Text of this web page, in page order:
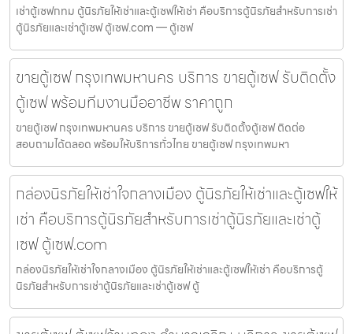
เช่าตู้เซฟกทม ตู้นิรภัยให้เช่าและตู้เซฟให้เช่า คือบริการตู้นิรภัยสำหรับการเช่า
ตู้นิรภัยและเช่าตู้เซฟ ตู้เซฟ.com — ตู้เซฟ
ขายตู้เซฟ กรุงเทพมหานคร บริการ ขายตู้เซฟ รับติดตั้ง
ตู้เซฟ พร้อมทีมงานมืออาชีพ ราคาถูก
ขายตู้เซฟ กรุงเทพมหานคร บริการ ขายตู้เซฟ รับติดตั้งตู้เซฟ ติดต่อ
สอบถามได้ตลอด พร้อมให้บริการทั่วไทย ขายตู้เซฟ กรุงเทพมหา
กล่องนิรภัยให้เช่าใจกลางเมือง ตู้นิรภัยให้เช่าและตู้เซฟให้
เช่า คือบริการตู้นิรภัยสำหรับการเช่าตู้นิรภัยและเช่าตู้
เซฟ ตู้เซฟ.com
กล่องนิรภัยให้เช่าใจกลางเมือง ตู้นิรภัยให้เช่าและตู้เซฟให้เช่า คือบริการตู้
นิรภัยสำหรับการเช่าตู้นิรภัยและเช่าตู้เซฟ ตู้